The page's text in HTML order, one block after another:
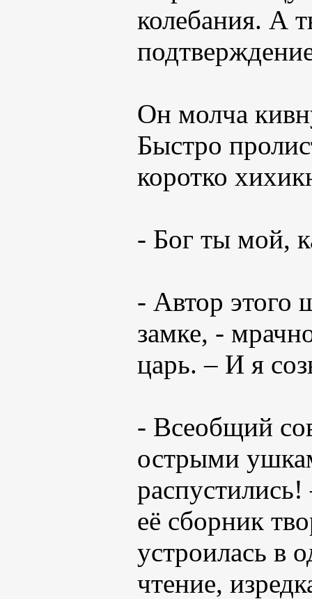
колебания. А
Он молча
Быстро
коротко
- Бог ты мой,
- Автор этого
замке, -
царь. – И я
- Всеобщий
острыми
её сборник
устроилась в
чтение,